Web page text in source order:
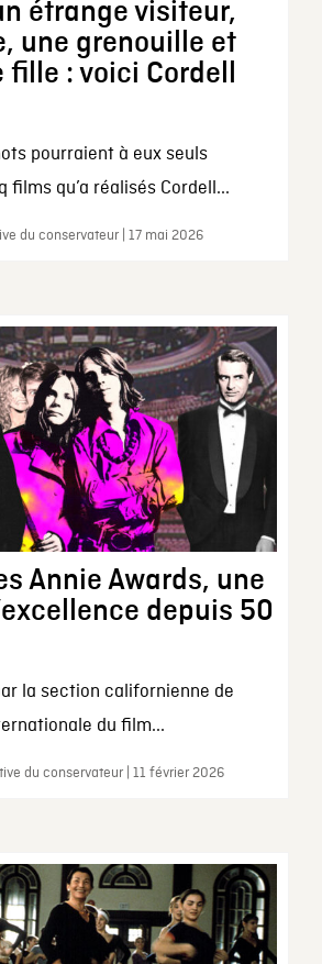
étrange visiteur,
une grenouille et
: voici Cordell
pourraient à eux seuls
films qu’a réalisés Cordell...
du conservateur | 17 mai 2026
Annie Awards, une
depuis 50
la section californienne de
du film...
du conservateur | 11 février 2026